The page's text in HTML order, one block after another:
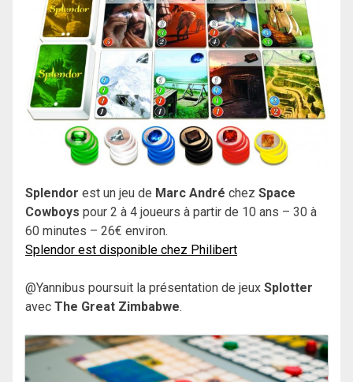
Splendor est un jeu de Marc André chez Space
Cowboys pour 2 à 4 joueurs à partir de 10 ans – 30 à
60 minutes – 26€ environ.
Splendor est disponible chez Philibert
@Yannibus poursuit la présentation de jeux Splotter
avec The Great Zimbabwe.